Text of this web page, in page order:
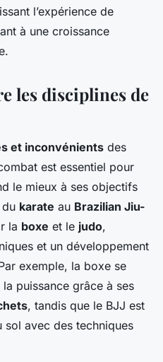
l’expérience de
à une croissance
les disciplines de
et inconvénients des
est essentiel pour
le mieux à ses objectifs
karate au Brazilian Jiu-
la boxe et le judo,
et un développement
exemple, la boxe se
puissance grâce à ses
, tandis que le BJJ est
sol avec des techniques